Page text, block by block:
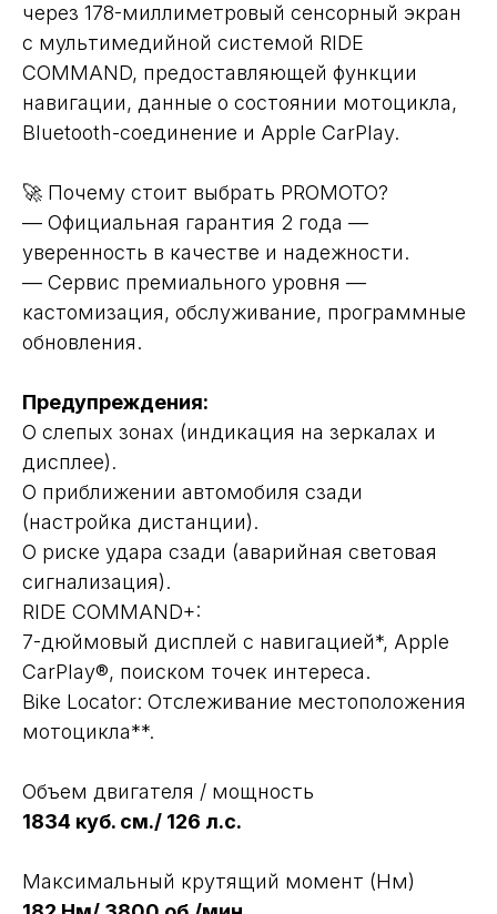
через 178-миллиметровый сенсорный экран
с мультимедийной системой RIDE
COMMAND, предоставляющей функции
навигации, данные о состоянии мотоцикла,
Bluetooth-соединение и Apple CarPlay.
🚀 Почему стоит выбрать PROMOTO?
— Официальная гарантия 2 года —
уверенность в качестве и надежности.
— Сервис премиального уровня —
кастомизация, обслуживание, программные
обновления.
Предупреждения:
О слепых зонах (индикация на зеркалах и
дисплее).
О приближении автомобиля сзади
(настройка дистанции).
О риске удара сзади (аварийная световая
сигнализация).
RIDE COMMAND+:
7-дюймовый дисплей с навигацией*, Apple
CarPlay®, поиском точек интереса.
Bike Locator: Отслеживание местоположения
мотоцикла**.
Объем двигателя / мощность
1834 куб. см./ 126 л.с.
Максимальный крутящий момент (Нм)